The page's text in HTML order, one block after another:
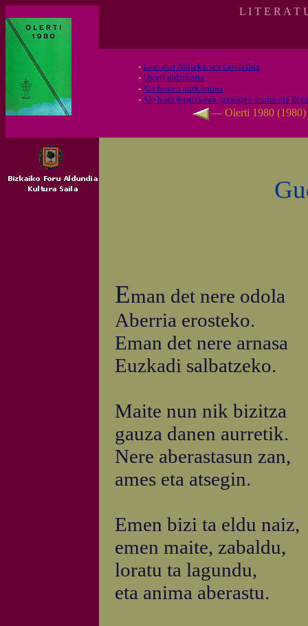
L I T E R A T
- Literatur Aldizkarien Gordailua
- Olerti aldizkaria
-Ale honen aurkibidea
-Ale honi buruzkoak (azalaren irudia eta
— Olerti 1980
Eman det nere odola
Aberria erosteko.
Eman det nere arnasa
Euzkadi salbatzeko.
Maite nun nik bizitza
gauza danen aurretik.
Nere aberastasun zan,
ames eta atsegin.
Emen bizi ta eldu naiz,
emen maite, zabaldu,
loratu ta lagundu,
eta anima aberastu.